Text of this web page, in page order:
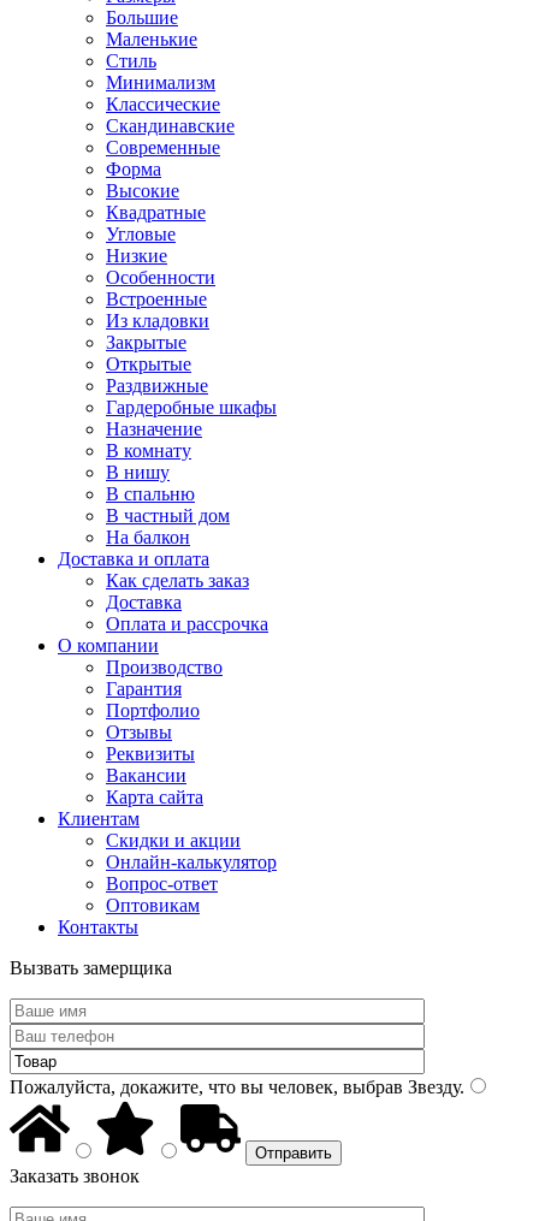
Большие
Маленькие
Стиль
Минимализм
Классические
Скандинавские
Современные
Форма
Высокие
Квадратные
Угловые
Низкие
Особенности
Встроенные
Из кладовки
Закрытые
Открытые
Раздвижные
Гардеробные шкафы
Назначение
В комнату
В нишу
В спальню
В частный дом
На балкон
Доставка и оплата
Как сделать заказ
Доставка
Оплата и рассрочка
О компании
Производство
Гарантия
Портфолио
Отзывы
Реквизиты
Вакансии
Карта сайта
Клиентам
Скидки и акции
Онлайн-калькулятор
Вопрос-ответ
Оптовикам
Контакты
Вызвать замерщика
Пожалуйста, докажите, что вы человек, выбрав Звезду.
Заказать звонок